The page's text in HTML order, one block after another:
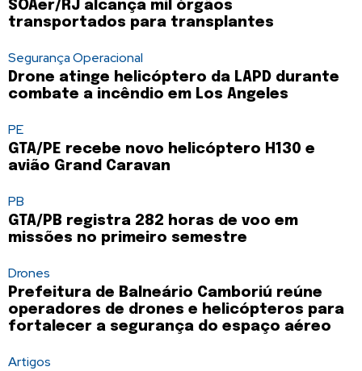
SOAer/RJ alcança mil órgãos
transportados para transplantes
Segurança Operacional
Drone atinge helicóptero da LAPD durante
combate a incêndio em Los Angeles
PE
GTA/PE recebe novo helicóptero H130 e
avião Grand Caravan
PB
GTA/PB registra 282 horas de voo em
missões no primeiro semestre
Drones
Prefeitura de Balneário Camboriú reúne
operadores de drones e helicópteros para
fortalecer a segurança do espaço aéreo
Artigos